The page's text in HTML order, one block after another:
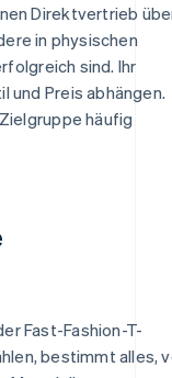
Direktvertrieb
in physischen
sind. Ihr
und Preis abhängen.
häufig
Fast-Fashion-T-
bestimmt alles,